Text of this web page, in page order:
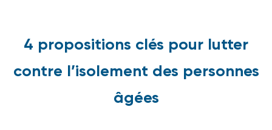
4 propositions clés pour lutter
contre l’isolement des personnes
âgées